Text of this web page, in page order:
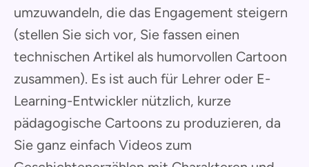
umzuwandeln, die das Engagement steigern
(stellen Sie sich vor, Sie fassen einen
technischen Artikel als humorvollen Cartoon
zusammen). Es ist auch für Lehrer oder E-
Learning-Entwickler nützlich, kurze
pädagogische Cartoons zu produzieren, da
Sie ganz einfach Videos zum